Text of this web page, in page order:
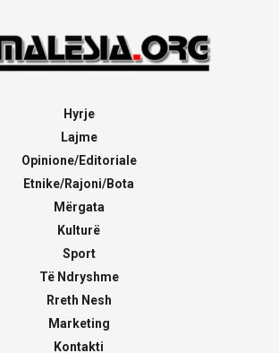
Hyrje
Lajme
Opinione/Editoriale
Etnike/Rajoni/Bota
Mërgata
Kulturë
Sport
Të Ndryshme
Rreth Nesh
Marketing
Kontakti